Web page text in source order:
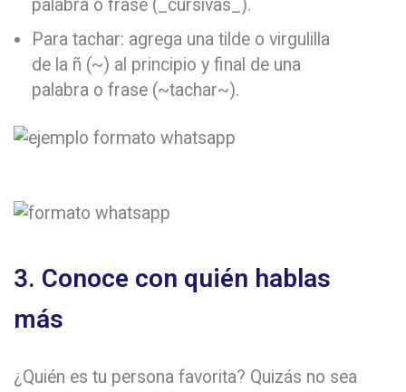
palabra o frase (_cursivas_).
Para tachar: agrega una tilde o virgulilla
de la ñ (~) al principio y final de una
palabra o frase (~tachar~).
3. Conoce con quién hablas
más
¿Quién es tu persona favorita? Quizás no sea